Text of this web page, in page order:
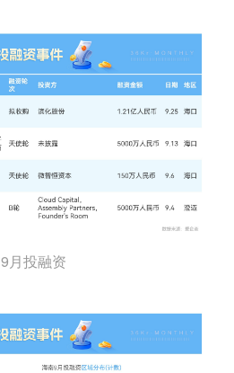
9月投融资